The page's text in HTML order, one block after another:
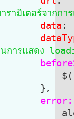
ามิเตอร์จากการ
data :
การแสดง
},